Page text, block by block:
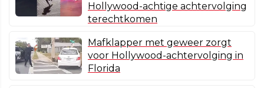
Hollywood-achtige achtervolging
terechtkomen
Mafklapper met geweer zorgt
voor Hollywood-achtervolging in
Florida